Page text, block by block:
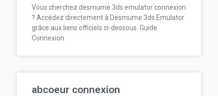
Vous cherchez desmume 3ds emulator connexion
? Accédez directement à Desmume 3ds Emulator
grâce aux liens officiels ci-dessous. Guide
Connexion
abcoeur connexion